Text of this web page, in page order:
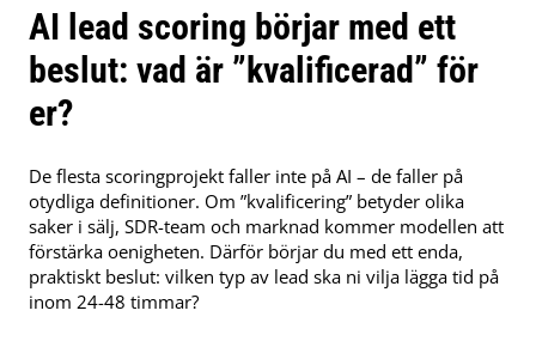
AI lead scoring börjar med ett
beslut: vad är ”kvalificerad” för
er?
De flesta scoringprojekt faller inte på AI – de faller på
otydliga definitioner. Om ”kvalificering” betyder olika
saker i sälj, SDR-team och marknad kommer modellen att
förstärka oenigheten. Därför börjar du med ett enda,
praktiskt beslut: vilken typ av lead ska ni vilja lägga tid på
inom 24-48 timmar?